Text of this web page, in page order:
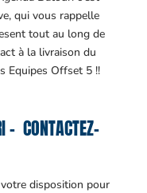
qui vous rappelle
tout au long de
à la livraison du
Equipes Offset 5 !!
– CONTACTEZ-
disposition pour